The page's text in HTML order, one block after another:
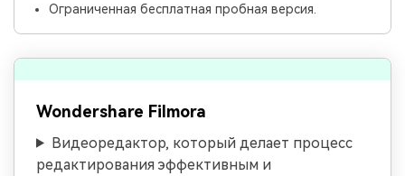
Ограниченная бесплатная пробная версия.
Wondershare Filmora
Видеоредактор, который делает процесс
редактирования эффективным и